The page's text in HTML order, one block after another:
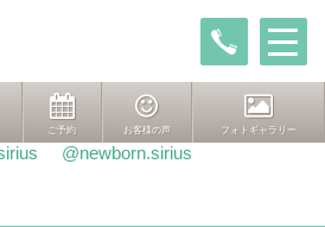
ご予約 お客様の声 フォトギャラリー
デー
タグラムはこちら
@newborn.sirius